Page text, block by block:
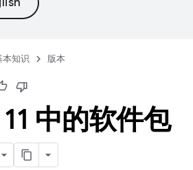
本知识 版本
中的软件包